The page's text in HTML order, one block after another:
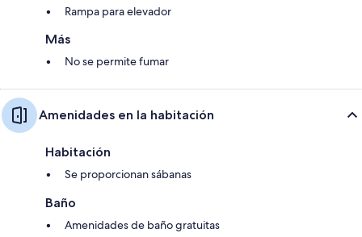
Rampa para elevador
Más
No se permite fumar
Amenidades en la habitación
Habitación
Se proporcionan sábanas
Baño
Amenidades de baño gratuitas